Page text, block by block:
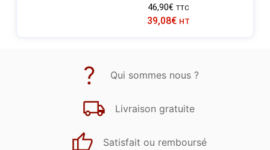
46,90€ TTC
39,08€ HT
Qui sommes nous ?
Livraison gratuite
Satisfait ou remboursé